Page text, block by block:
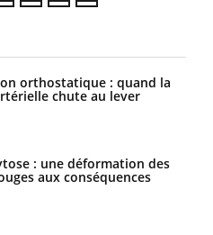
orthostatique : quand la
chute au lever
: une déformation des
aux conséquences